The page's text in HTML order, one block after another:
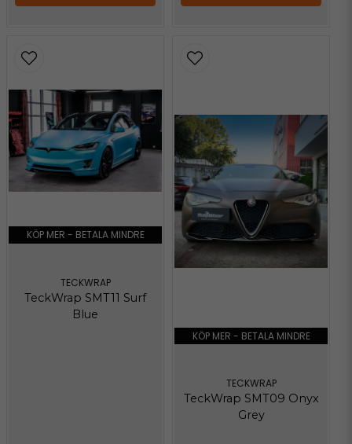
KÖP MER - BETALA MINDRE
TECKWRAP
TeckWrap SMT11 Surf
Blue
KÖP MER - BETALA MINDRE
TECKWRAP
TeckWrap SMT09 Onyx
Grey